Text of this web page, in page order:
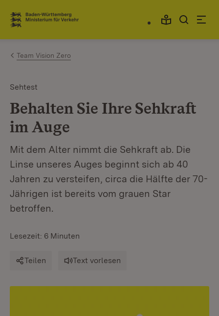
Zum Inhalt springen
Link zur Startseite
Team Vision Zero
Sehtest
Behalten Sie Ihre Sehkraft
im Auge
Mit dem Alter nimmt die Sehkraft ab. Die
Linse unseres Auges beginnt sich ab 40
Jahren zu versteifen, circa die Hälfte der 70-
Jährigen ist bereits vom grauen Star
betroffen.
Lesezeit: 6 Minuten
Teilen Text vorlesen